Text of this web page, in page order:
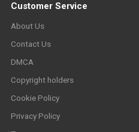
Customer Service
About Us
Contact Us
DMCA
Copyright holders
Cookie Policy
Privacy Policy